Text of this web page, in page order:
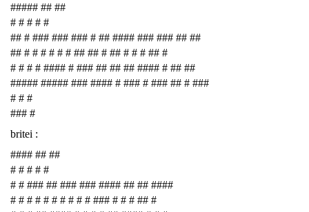
##### ## ##
# # # # #
## # ### ### ### # ## #### ### ### ## ##
## # # # # # # ## ## # ## # # # ## #
# # # # #### # ### ## ## ## #### # ## ##
##### ##### ### #### # ### # ### ## # ###
# # #
### #
britei :
#### ## ##
# # # # #
# # ### ## ### ### #### ## ## ####
# # # # # # # # # # ### # # # ## #